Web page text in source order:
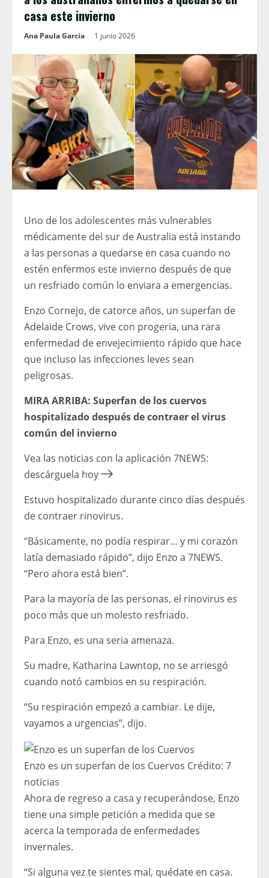
casa este invierno
Ana Paula García 1 junio 2026
Uno de los adolescentes más vulnerables
médicamente del sur de Australia está instando
a las personas a quedarse en casa cuando no
estén enfermos este invierno después de que
un resfriado común lo enviara a emergencias.
Enzo Cornejo, de catorce años, un superfan de
Adelaide Crows, vive con progeria, una rara
enfermedad de envejecimiento rápido que hace
que incluso las infecciones leves sean
peligrosas.
MIRA ARRIBA: Superfan de los cuervos
hospitalizado después de contraer el virus
común del invierno
Vea las noticias con la aplicación 7NEWS:
descárguela hoy
Estuvo hospitalizado durante cinco días después
de contraer rinovirus.
“Básicamente, no podía respirar… y mi corazón
latía demasiado rápido”, dijo Enzo a 7NEWS.
“Pero ahora está bien”.
Para la mayoría de las personas, el rinovirus es
poco más que un molesto resfriado.
Para Enzo, es una seria amenaza.
Su madre, Katharina Lawntop, no se arriesgó
cuando notó cambios en su respiración.
“Su respiración empezó a cambiar. Le dije,
vayamos a urgencias”, dijo.
Enzo es un superfan de los Cuervos Crédito: 7
noticias
Ahora de regreso a casa y recuperándose, Enzo
tiene una simple petición a medida que se
acerca la temporada de enfermedades
invernales.
“Si alguna vez te sientes mal, quédate en casa.